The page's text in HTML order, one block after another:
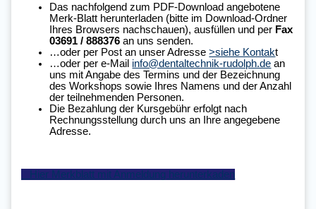
Das nachfolgend zum PDF-Download angebotene
Merk-Blatt herunterladen (bitte im Download-Ordner
Ihres Browsers nachschauen), ausfüllen und per Fax
03691 / 888376 an uns senden.
…oder per Post an unser Adresse>siehe Kontakt
…oder per e-Mail info@dentaltechnik-rudolph.de an
uns mit Angabe des Termins und der Bezeichnung
des Workshops sowie Ihres Namens und der Anzahl
der teilnehmenden Personen.
Die Bezahlung der Kursgebühr erfolgt nach
Rechnungsstellung durch uns an Ihre angegebene
Adresse.
Hier Merkblatt mit Anmeldung herunterkaden